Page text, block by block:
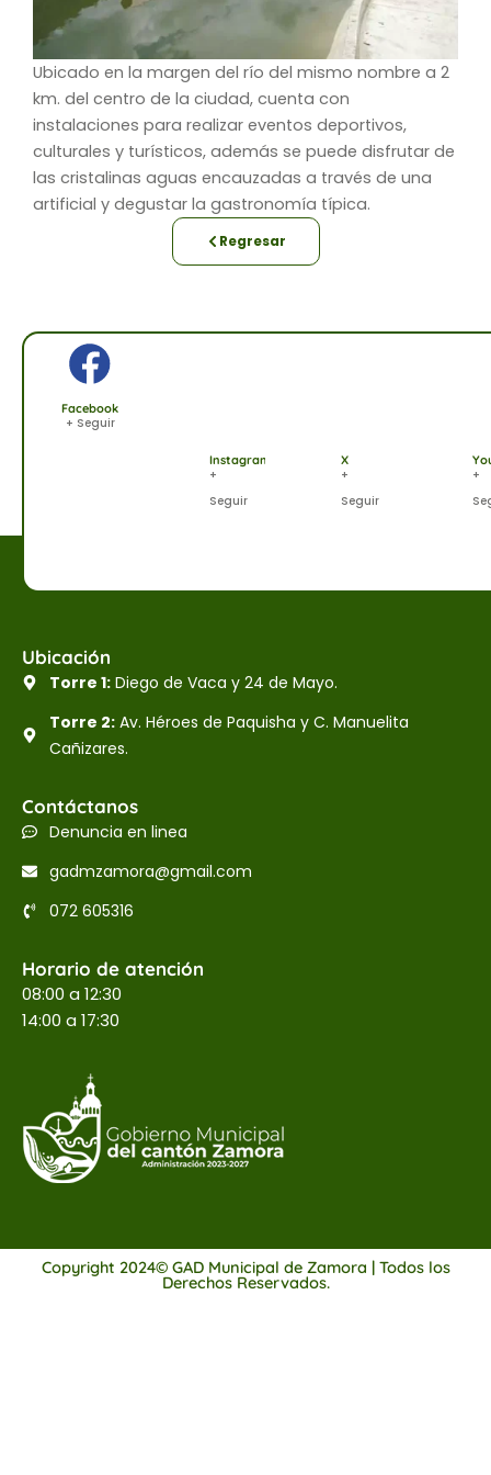
Ubicado en la margen del río del mismo nombre a 2
km. del centro de la ciudad, cuenta con
instalaciones para realizar eventos deportivos,
culturales y turísticos, además se puede disfrutar de
las cristalinas aguas encauzadas a través de una
artificial y degustar la gastronomía típica.
Regresar
Facebook
+ Seguir
Instagram
+
Seguir
X
+
Seguir
+
Ubicación
Torre 1:Diego de Vaca y 24 de Mayo.
Torre 2:Av. Héroes de Paquisha y C. Manuelita
Cañizares.
Contáctanos
Denuncia en linea
gadmzamora@gmail.com
072 605316
Horario de atención
08:00 a 12:30
14:00 a 17:30
Copyright 2024© GAD Municipal de Zamora | Todos los
Derechos Reservados.